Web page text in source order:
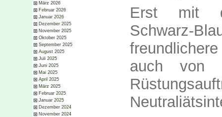
März 2026
Februar 2026
Januar 2026
Dezember 2025
November 2025
Oktober 2025
September 2025
August 2025
Juli 2025
Juni 2025
Mai 2025
April 2025
März 2025
Februar 2025
Januar 2025
Dezember 2024
November 2024
Erst mit
Schwarz-
auch von